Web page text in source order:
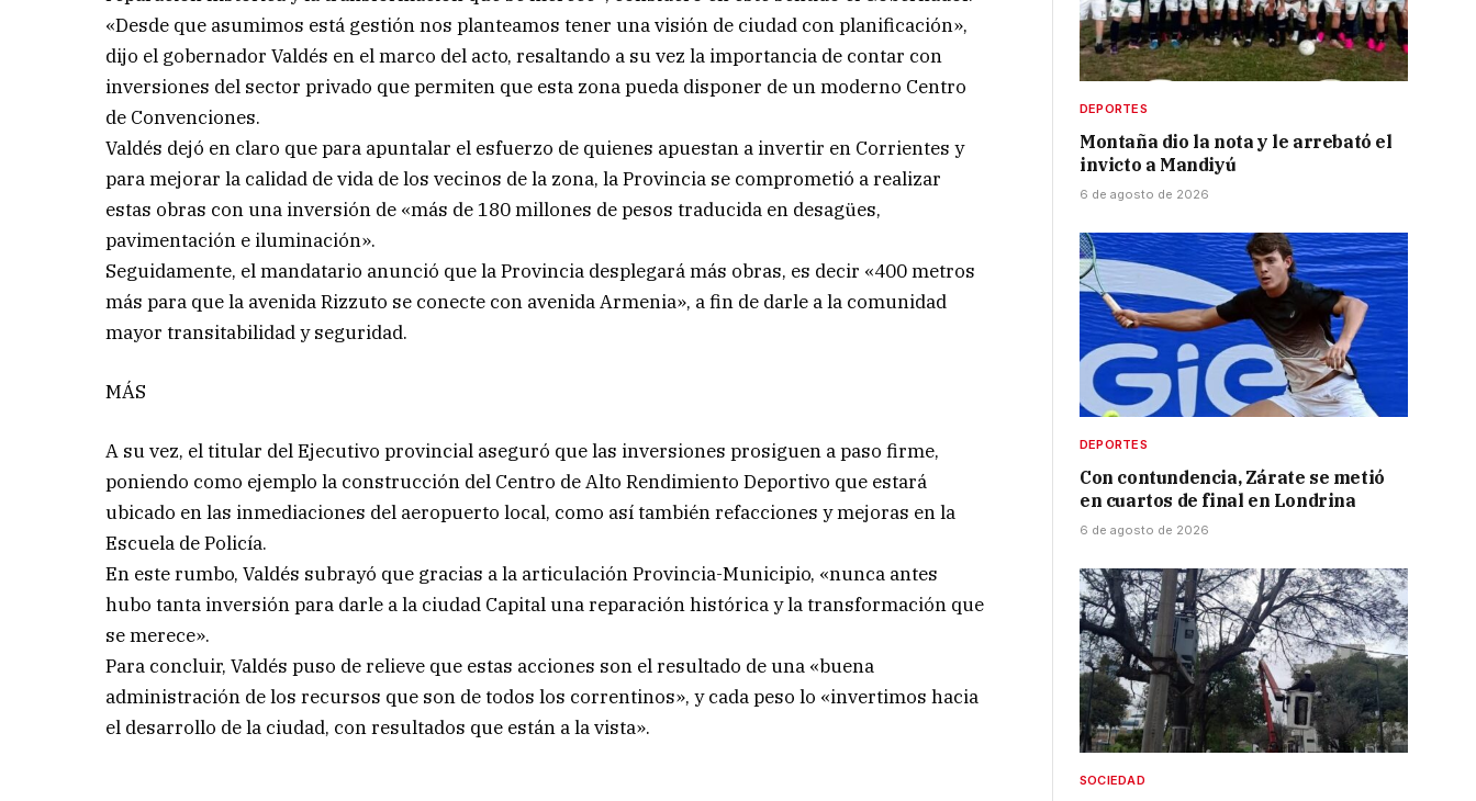
«Desde que asumimos está gestión nos planteamos tener una visión de ciudad con planificación»,
dijo el gobernador Valdés en el marco del acto, resaltando a su vez la importancia de contar con
inversiones del sector privado que permiten que esta zona pueda disponer de un moderno Centro
de Convenciones.
Valdés dejó en claro que para apuntalar el esfuerzo de quienes apuestan a invertir en Corrientes y
para mejorar la calidad de vida de los vecinos de la zona, la Provincia se comprometió a realizar
estas obras con una inversión de «más de 180 millones de pesos traducida en desagües,
pavimentación e iluminación».
Seguidamente, el mandatario anunció que la Provincia desplegará más obras, es decir «400 metros
más para que la avenida Rizzuto se conecte con avenida Armenia», a fin de darle a la comunidad
mayor transitabilidad y seguridad.
MÁS
A su vez, el titular del Ejecutivo provincial aseguró que las inversiones prosiguen a paso firme,
poniendo como ejemplo la construcción del Centro de Alto Rendimiento Deportivo que estará
ubicado en las inmediaciones del aeropuerto local, como así también refacciones y mejoras en la
Escuela de Policía.
En este rumbo, Valdés subrayó que gracias a la articulación Provincia-Municipio, «nunca antes
hubo tanta inversión para darle a la ciudad Capital una reparación histórica y la transformación que
se merece».
Para concluir, Valdés puso de relieve que estas acciones son el resultado de una «buena
administración de los recursos que son de todos los correntinos», y cada peso lo «invertimos hacia
el desarrollo de la ciudad, con resultados que están a la vista».
DEPORTES
Montaña dio la nota y le arrebató el
invicto a Mandiyú
6 de agosto de 2026
DEPORTES
Con contundencia, Zárate se metió
en cuartos de final en Londrina
6 de agosto de 2026
SOCIEDAD